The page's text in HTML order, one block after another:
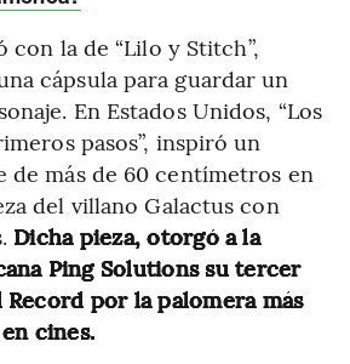
con la de “Lilo y Stitch”,
cápsula para guardar un
En Estados Unidos, “Los
pasos”, inspiró un
de más de 60 centímetros en
del villano Galactus con
Dicha pieza, otorgó a la
Ping Solutions su tercer
por la palomera más
cines.